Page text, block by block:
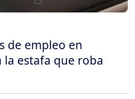
de empleo en
la estafa que roba